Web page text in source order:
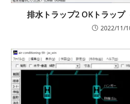
排水トラップ2 OKトラップ
2022/11/